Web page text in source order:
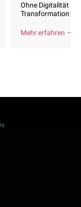
Ohne Digitalität
Transformation
Mehr erfahren